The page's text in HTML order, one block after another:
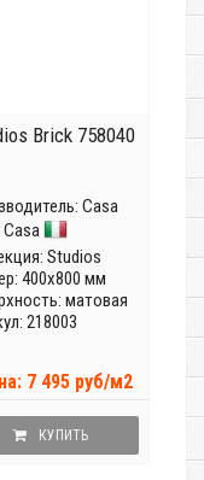
Brick 758040
Casa
Studios
400x800 мм
матовая
218003
7 495 руб/м2
КУПИТЬ